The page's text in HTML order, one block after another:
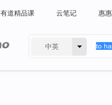
有道精品课 云笔记 惠惠
中英